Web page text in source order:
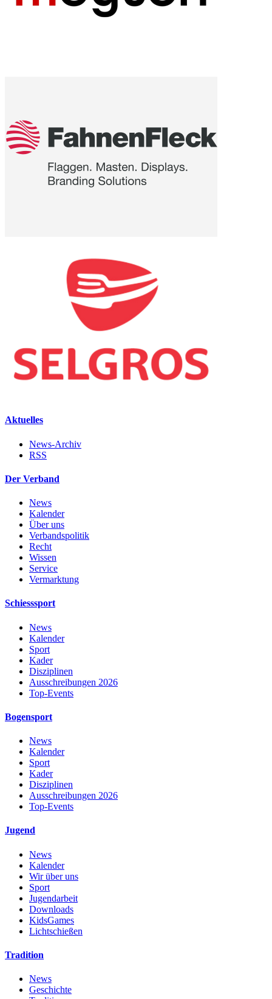
Aktuelles
News-Archiv
RSS
Der Verband
News
Kalender
Über uns
Verbandspolitik
Recht
Wissen
Service
Vermarktung
Schiesssport
News
Kalender
Sport
Kader
Disziplinen
Ausschreibungen 2026
Top-Events
Bogensport
News
Kalender
Sport
Kader
Disziplinen
Ausschreibungen 2026
Top-Events
Jugend
News
Kalender
Wir über uns
Sport
Jugendarbeit
Downloads
KidsGames
Lichtschießen
Tradition
News
Geschichte